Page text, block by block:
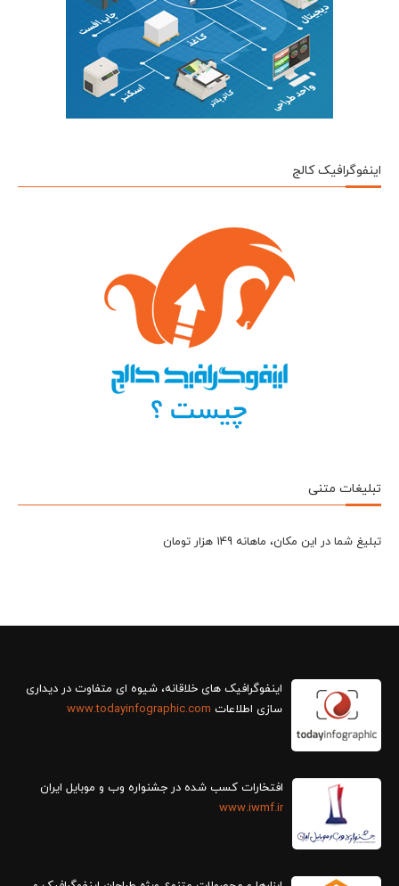
اینفوگرافیک کالج
تبلیغات متنی
تبلیغ شما در این مکان، ماهانه 149 هزار تومان
سازی اطلاعات www.todayinfographic.com
افتخارات کسب شده در جشنواره وب و موبایل ایران
www.iwmf.ir